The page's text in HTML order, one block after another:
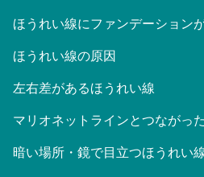
ほうれい線にファンデーション
ほうれい線の原因
左右差があるほうれい線
マリオネットラインとつながっ
暗い場所・鏡で目立つほうれい